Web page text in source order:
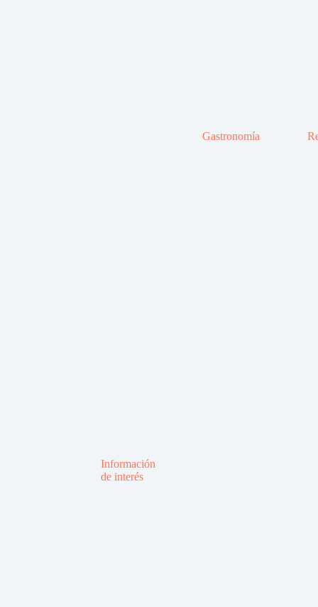
Información
de interés
Gastronomía